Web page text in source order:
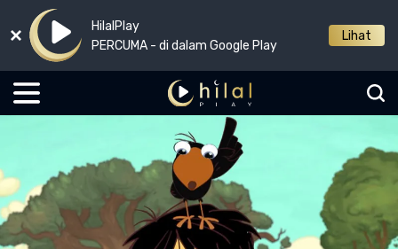
HilalPlay
PERCUMA - di dalam Google Play
Lihat